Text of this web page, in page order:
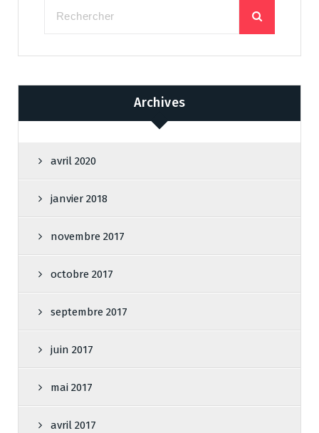
Archives
avril 2020
janvier 2018
novembre 2017
octobre 2017
septembre 2017
juin 2017
mai 2017
avril 2017